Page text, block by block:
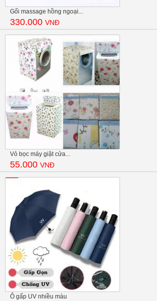
Gối massage hồng ngoại...
330.000 VNĐ
Vỏ bọc máy giặt cửa...
55.000 VNĐ
Ô gấp UV nhiều màu